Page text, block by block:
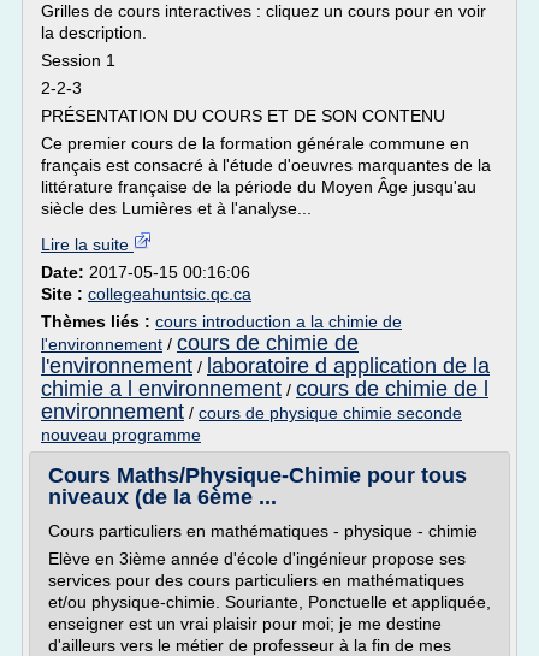
Grilles de cours interactives : cliquez un cours pour en voir
la description.
Session 1
2-2-3
PRÉSENTATION DU COURS ET DE SON CONTENU
Ce premier cours de la formation générale commune en
français est consacré à l'étude d'oeuvres marquantes de la
littérature française de la période du Moyen Âge jusqu'au
siècle des Lumières et à l'analyse...
Lire la suite
Date: 2017-05-15 00:16:06
Site : collegeahuntsic.qc.ca
Thèmes liés : cours introduction a la chimie de
l'environnement / cours de chimie de
l'environnement / laboratoire d application de la
chimie a l environnement / cours de chimie de l
environnement / cours de physique chimie seconde
nouveau programme
Cours Maths/Physique-Chimie pour tous
niveaux (de la 6ème ...
Cours particuliers en mathématiques - physique - chimie
Elève en 3ième année d'école d'ingénieur propose ses
services pour des cours particuliers en mathématiques
et/ou physique-chimie. Souriante, Ponctuelle et appliquée,
enseigner est un vrai plaisir pour moi; je me destine
d'ailleurs vers le métier de professeur à la fin de mes